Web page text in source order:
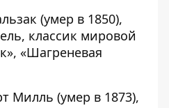
(умер в 1850),
классик мировой
«Шагреневая
Милль (умер в 1873),